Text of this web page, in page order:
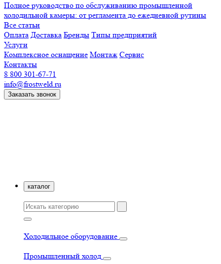
Полное руководство по обслуживанию промышленной
холодильной камеры: от регламента до ежедневной рутины
Все статьи
Оплата Доставка Бренды Типы предприятий
Услуги
Комплексное оснащение Монтаж Сервис
Контакты
8 800 301-67-71
info@frostweld.ru
Заказать звонок
каталог
Холодильное оборудование
Промышленный холод